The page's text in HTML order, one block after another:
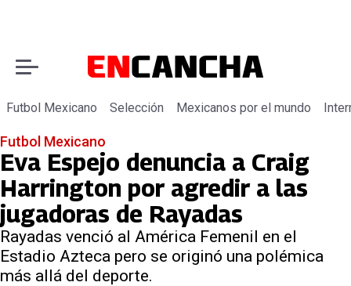
Futbol Mexicano Selección Mexicanos por el mundo
Futbol Mexicano
Eva Espejo denuncia a Craig
Harrington por agredir a las
jugadoras de Rayadas
Rayadas venció al América Femenil en el
Estadio Azteca pero se originó una polémica
más allá del deporte.